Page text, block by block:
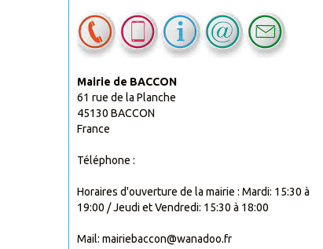
Mairie de BACCON
61 rue de la Planche
45130 BACCON
France
Téléphone :
Horaires d'ouverture de la mairie : Mardi: 15:30 à
19:00 / Jeudi et Vendredi: 15:30 à 18:00
Mail: mairiebaccon@wanadoo.fr